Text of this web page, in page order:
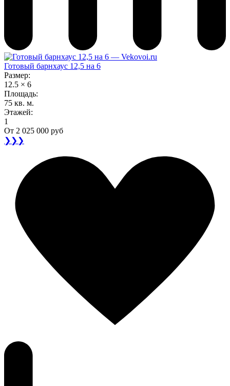
Готовый барнхаус 12,5 на 6
Размер:
12.5 × 6
Площадь:
75 кв. м.
Этажей:
1
От 2 025 000 руб
❯❯❯